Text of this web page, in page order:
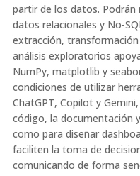
partir de los datos.
datos relacionales y No-
extracción,
análisis exploratorios
NumPy, matplotlib y
condiciones de utilizar
ChatGPT, Copilot y
código, la documentación
como para diseñar
faciliten la toma de
comunicando de forma